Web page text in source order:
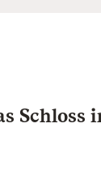
Schloss